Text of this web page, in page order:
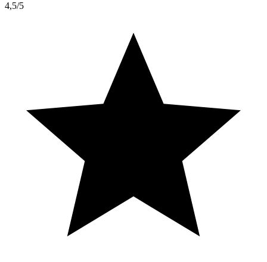
4,5/5